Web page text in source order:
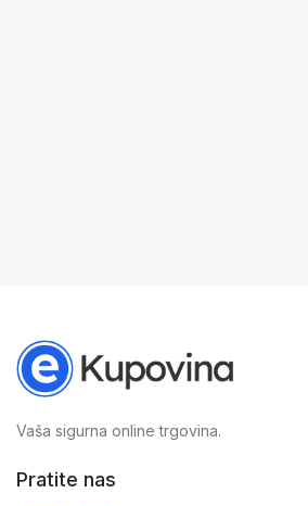
Vaša sigurna online trgovina.
Pratite nas